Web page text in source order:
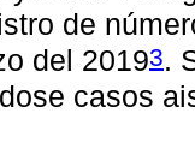
de
del 20193.
casos